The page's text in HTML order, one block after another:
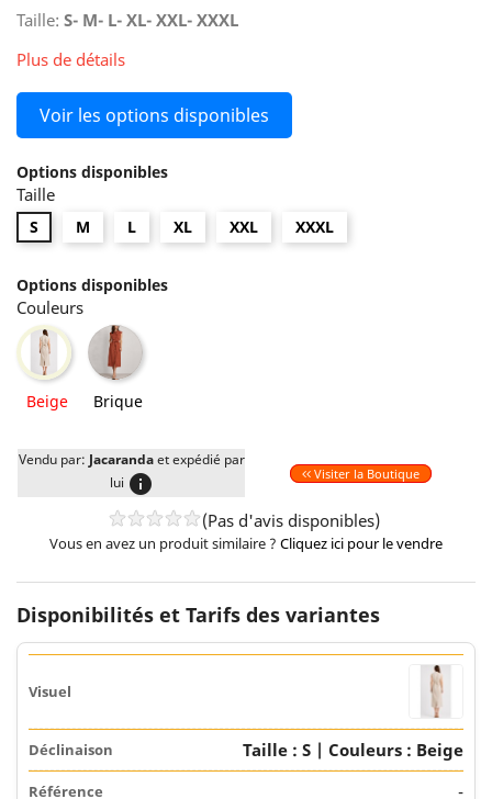
Taille: S- M- L- XL- XXL- XXXL
Plus de détails
Voir les options disponibles
Options disponibles
Taille
S M L XL XXL XXXL
Options disponibles
Couleurs
Beige
Beige
Brique
Brique
Vendu par: Jacaranda et expédié par
lui info Visiter la Boutique
(Pas d'avis disponibles)
Vous en avez un produit similaire ? Cliquez ici pour le vendre
Disponibilités et Tarifs des variantes
Taille : S | Couleurs : Beige
-